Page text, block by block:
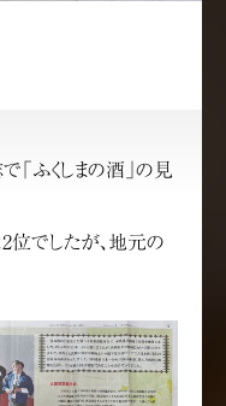
「ふくしまの酒」の見
でしたが、地元の